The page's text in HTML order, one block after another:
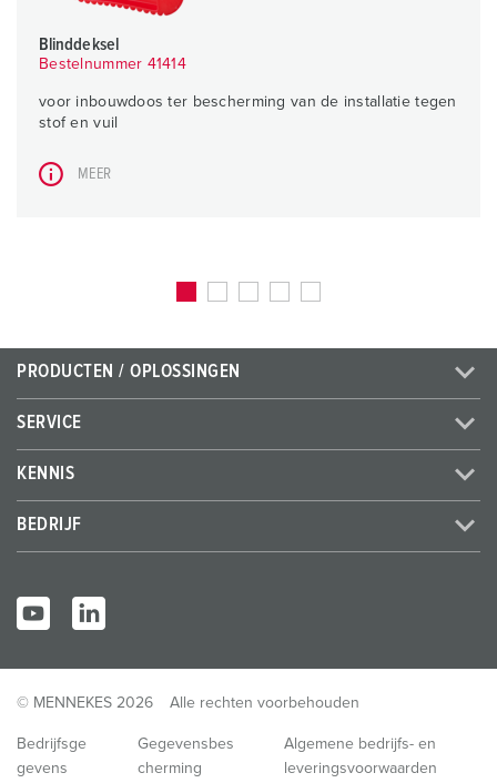
Blinddeksel
Bestelnummer 41414
voor inbouwdoos ter bescherming van de installatie tegen
stof en vuil
MEER
PRODUCTEN / OPLOSSINGEN
SERVICE
KENNIS
BEDRIJF
© MENNEKES 2026 Alle rechten voorbehouden
Bedrijfsge
gevens
Gegevensbes
cherming
Algemene bedrijfs- en
leveringsvoorwaarden